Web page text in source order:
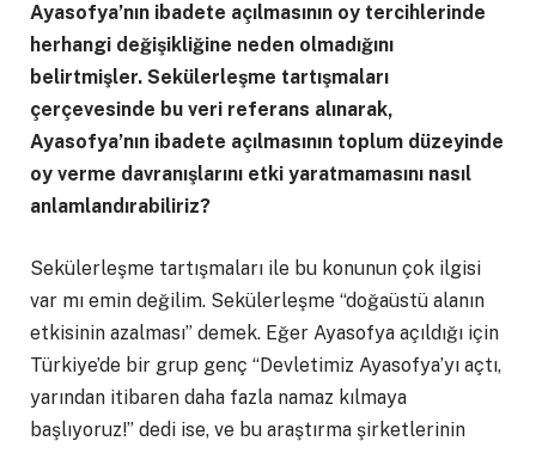
Ayasofya’nın ibadete açılmasının oy tercihlerinde
herhangi değişikliğine neden olmadığını
belirtmişler. Sekülerleşme tartışmaları
çerçevesinde bu veri referans alınarak,
Ayasofya’nın ibadete açılmasının toplum düzeyinde
oy verme davranışlarını etki yaratmamasını nasıl
anlamlandırabiliriz?
Sekülerleşme tartışmaları ile bu konunun çok ilgisi
var mı emin değilim. Sekülerleşme “doğaüstü alanın
etkisinin azalması” demek. Eğer Ayasofya açıldığı için
Türkiye’de bir grup genç “Devletimiz Ayasofya’yı açtı,
yarından itibaren daha fazla namaz kılmaya
başlıyoruz!” dedi ise, ve bu araştırma şirketlerinin